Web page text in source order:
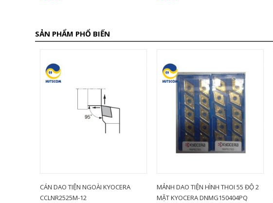
SẢN PHẨM PHỔ BIẾN
CÁN DAO TIỆN NGOÀI KYOCERA
CCLNR2525M-12
MẢNH DAO TIỆN HÌNH THOI 55 ĐỘ 2
MẶT KYOCERA DNMG150404PQ